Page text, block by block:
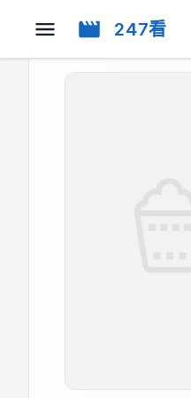
247看